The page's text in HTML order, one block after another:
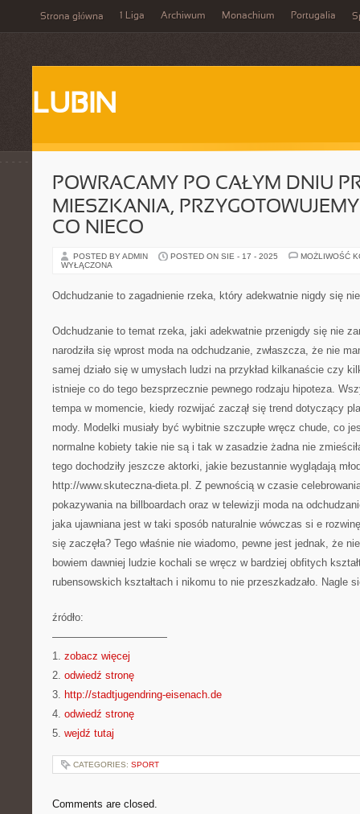
Strona główna 1 Liga Archiwum Monachium Portugalia
LUBIN
POWRACAMY PO CAŁYM DNIU
MIESZKANIA,
CO NIECO
POSTED BY ADMIN POSTED ON SIE - 17 - 2025
MOŻLIWOŚĆ
WYŁĄCZONA
Odchudzanie to zagadnienie rzeka, który adekwatnie nigdy się
Odchudzanie to temat rzeka, jaki adekwatnie przenigdy się nie
narodziła się wprost moda na odchudzanie, zwłaszcza, że nie
samej działo się w umysłach ludzi na przykład kilkanaście czy
istnieje co do tego bezsprzecznie pewnego rodzaju hipoteza.
tempa w momencie, kiedy rozwijać zaczął się trend dotyczący
mody. Modelki musiały być wybitnie szczupłe wręcz chude, co
normalne kobiety takie nie są i tak w zasadzie żadna nie
tego dochodziły jeszcze aktorki, jakie bezustannie wyglądają
http://www.skuteczna-dieta.pl. Z pewnością w czasie
pokazywania na billboardach oraz w telewizji moda na
jaka ujawniana jest w taki sposób naturalnie wówczas si e
się zaczęła? Tego właśnie nie wiadomo, pewne jest jednak, że
bowiem dawniej ludzie kochali se wręcz w bardziej obfitych
rubensowskich kształtach i nikomu to nie przeszkadzało. Nagle
źródło:
———————————
1. zobacz więcej
2. odwiedź stronę
3. http://stadtjugendring-eisenach.de
4. odwiedź stronę
5. wejdź tutaj
CATEGORIES: SPORT
Comments are closed.